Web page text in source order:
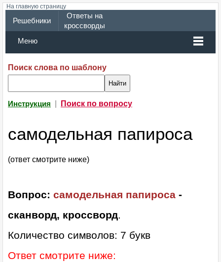
На главную страницу
Решебники
Ответы на
кроссворды
Меню
Поиск слова по шаблону
Инструкция Поиск по вопросу
самодельная папироса
(ответ смотрите ниже)
Вопрос: самодельная папироса -
сканворд, кроссворд.
Количество символов: 7 букв
Ответ смотрите ниже: